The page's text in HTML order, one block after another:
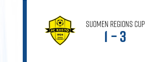
Suomen Regions Cup
1 – 3